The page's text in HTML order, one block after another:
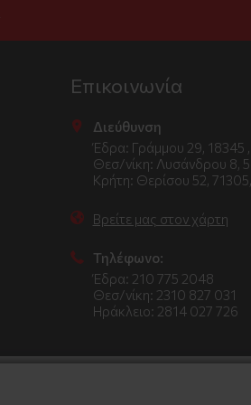
Επικοινωνία
Διεύθυνση
Έδρα: Γράμμου 29, 18345
Θεσ/νίκη: Λυσάνδρου 8,
Κρήτη: Θερίσου 52,
Βρείτε μας στον χάρτη
Τηλέφωνο:
Έδρα: 210 775 2048
Θεσ/νίκη: 2310 827 031
Ηράκλειο: 2814 027 726